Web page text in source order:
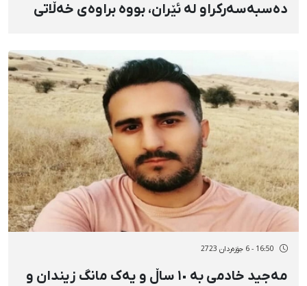
دەسبەسەرکراو لە ئێران، بووە براوەی خەڵاتی
16:50 - 6 جۆزەردان 2723
مەجید خادمی بە ١٠ ساڵ و یەک مانگ زیندان و